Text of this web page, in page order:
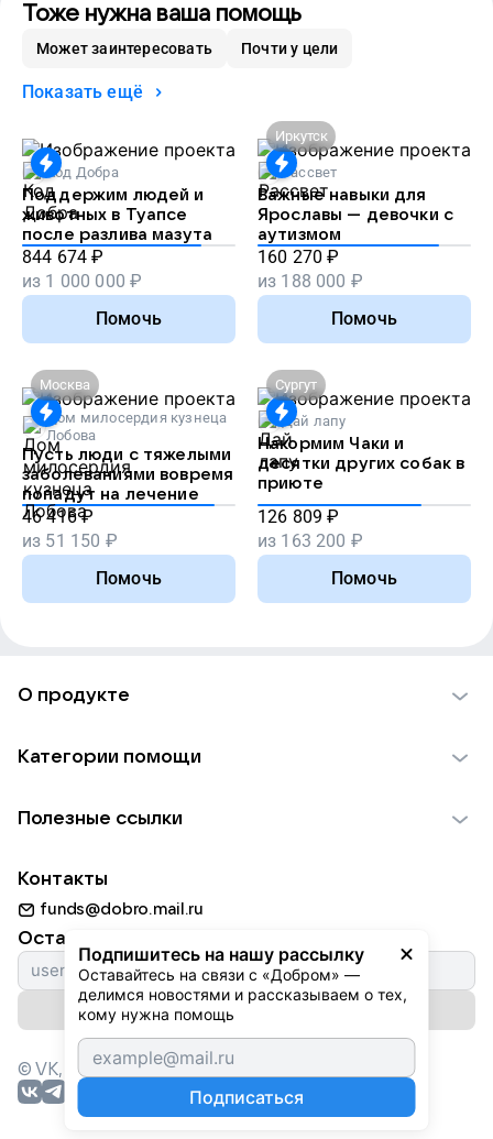
Тоже нужна ваша помощь
Может заинтересовать Почти у цели
Показать ещё
Код Добра
Поддержим людей и
животных в Туапсе
после разлива мазута
844 674 ₽
из 1 000 000 ₽
Помочь
Иркутск
Рассвет
Важные навыки для
Ярославы — девочки с
аутизмом
160 270 ₽
из 188 000 ₽
Помочь
Москва
Дом милосердия кузнеца
Лобова
Пусть люди с тяжелыми
заболеваниями вовремя
попадут на лечение
46 416 ₽
из 51 150 ₽
Помочь
Сургут
Дай лапу
Накормим Чаки и
десятки других собак в
приюте
126 809 ₽
из 163 200 ₽
Помочь
Подпишитесь на нашу рассылку
Оставайтесь на связи с «Добром» —
делимся новостями и рассказываем о тех,
кому нужна помощь
Подписаться
О продукте
Использование материалов
Для НКО
Партнерам
Категории помощи
Пожилым
Животным
Природе
Культуре
Фондам
Полезные ссылки
Добрый день
Истории
Автоплатежи
Контакты
funds@dobro.mail.ru
Оставайтесь с нами
Подписаться на рассылку
© VK, 2026г. Все права защищены.